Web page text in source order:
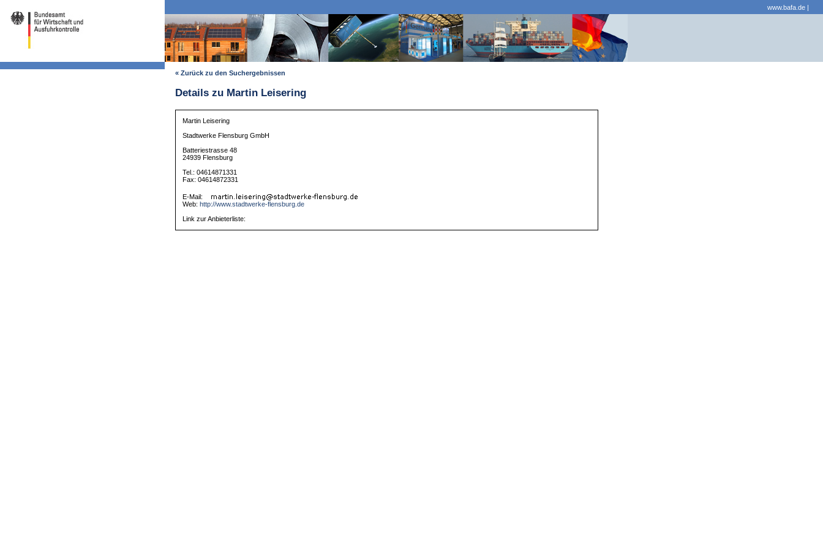
www.bafa.de |
« Zurück zu den Suchergebnissen
Details zu Martin Leisering
Martin Leisering
Stadtwerke Flensburg GmbH
Batteriestrasse 48
24939 Flensburg
Tel.: 04614871331
Fax: 04614872331
E-Mail:
Web: http://www.stadtwerke-flensburg.de
Link zur Anbieterliste: